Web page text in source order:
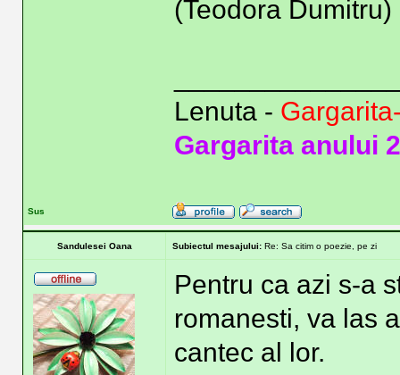
(Teodora Dumitru)
Lenuta -
Gargarita anului
Sus
Sandulesei Oana Subiectul mesajului: Re: Sa citim o poezie, pe zi
Pentru ca azi s-a
romanesti, va las
cantec al lor.